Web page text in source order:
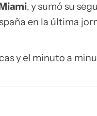
, y sumó su
en la última
y el minuto a